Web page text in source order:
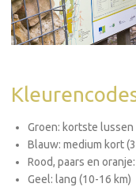
Groen: kortste lussen
Blauw: medium kort
Rood, paars en
Geel: lang (10-16 km)